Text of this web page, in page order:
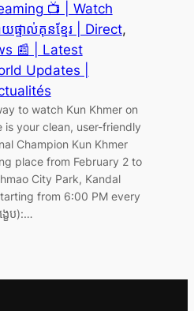
📺 | Watch
ផ្ទាល់គុនខ្មែរ | Direct
📰 | Latest
Updates |
to watch Kun Khmer on
is your clean, user-friendly
Champion Kun Khmer
place from February 2 to
City Park, Kandal
from 6:00 PM every
េប):…